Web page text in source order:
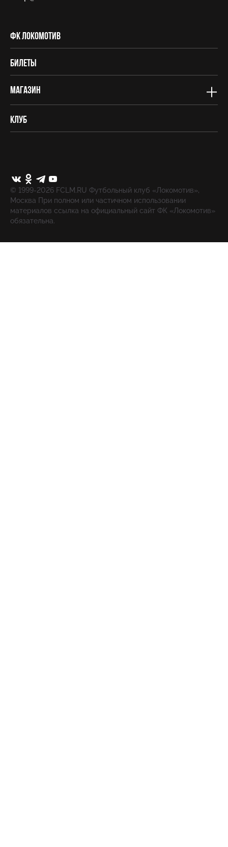
ФК Локомотив
Билеты
Магазин
Клуб
© 1999-2026 FCLM.RU Футбольный клуб «Локомотив»,
Москва При полном или частичном использовании
материалов ссылка на официальный сайт ФК «Локомотив»
обязательна.